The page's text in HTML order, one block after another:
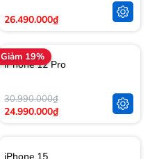
26.490.000₫
Giảm 19%
iPhone 12 Pro
30.990.000₫
24.990.000₫